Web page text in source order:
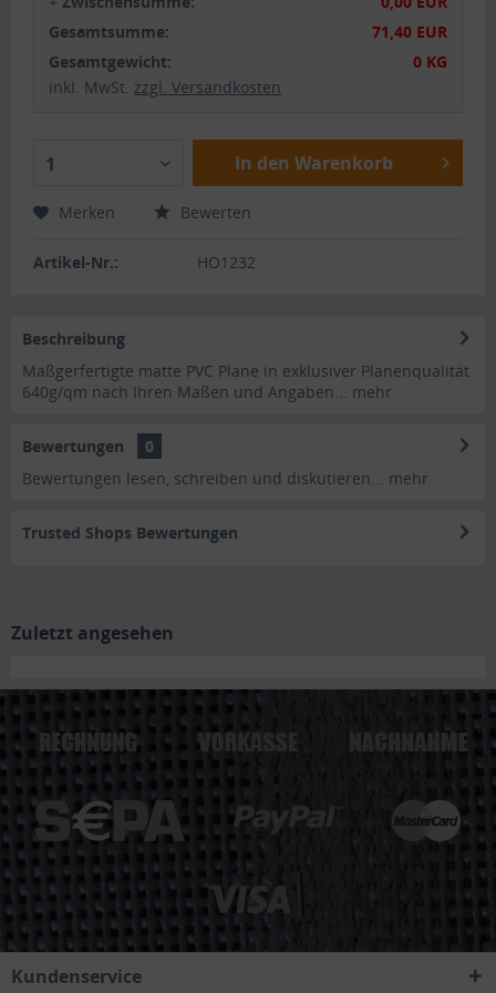
Gesamtsumme:
71,40 EUR
Gesamtgewicht:
0 KG
inkl. MwSt. zzgl. Versandkosten
1 In den Warenkorb
Merken Bewerten
Artikel-Nr.: HO1232
Beschreibung
Maßgerfertigte matte PVC Plane in exklusiver Planenqualität
640g/qm nach Ihren Maßen und Angaben...
mehr
Bewertungen
0
Bewertungen lesen, schreiben und diskutieren...
mehr
Trusted Shops Bewertungen
Zuletzt angesehen
Kundenservice